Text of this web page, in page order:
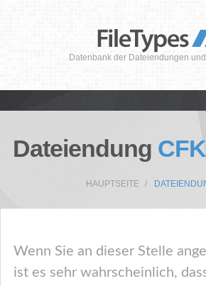
Datenbank der Dateiendungen
Dateiendung CFK
HAUPTSEITE
Wenn Sie an dieser Stelle
ist es sehr wahrscheinlich,